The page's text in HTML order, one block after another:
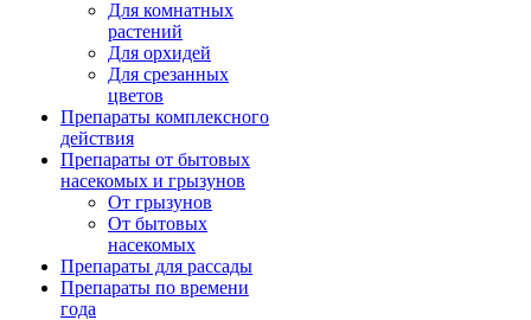
Для комнатных
растений
Для орхидей
Для срезанных
цветов
Препараты комплексного
действия
Препараты от бытовых
насекомых и грызунов
От грызунов
От бытовых
насекомых
Препараты для рассады
Препараты по времени
года